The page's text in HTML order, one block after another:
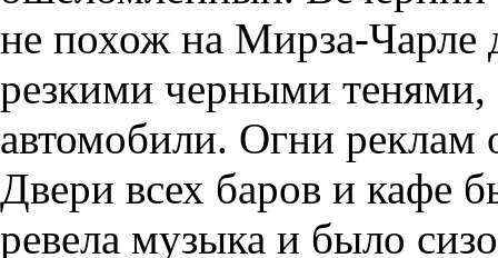
не похож на Мирза-
резкими черными
автомобили. Огни реклам
Двери всех баров и кафе
ревела музыка и было